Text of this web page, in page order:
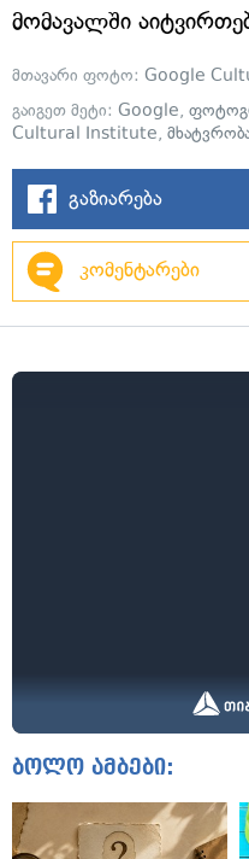
მომავალში
მთავარი ფოტო: Google
გაიგეთ მეტი: Google,
Cultural Institute,
გაზიარება
კომენტარები
ბოლო ამბები: